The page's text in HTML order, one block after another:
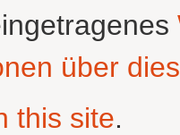
über
this site.